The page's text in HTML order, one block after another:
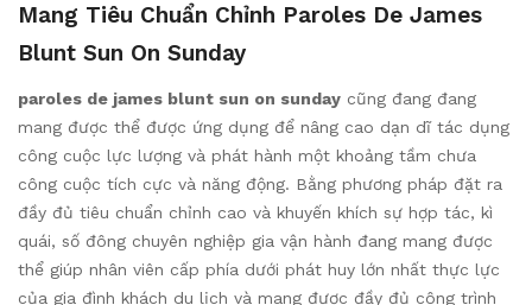
Mang Tiêu Chuẩn Chỉnh Paroles De James
Blunt Sun On Sunday
paroles de james blunt sun on sunday cũng đang đang
mang được thể được ứng dụng để nâng cao dạn dĩ tác dụng
công cuộc lực lượng và phát hành một khoảng tầm chưa
công cuộc tích cực và năng động. Bằng phương pháp đặt ra
đầy đủ tiêu chuẩn chỉnh cao và khuyến khích sự hợp tác, kì
quái, số đông chuyên nghiệp gia vận hành đang mang được
thể giúp nhân viên cấp phía dưới phát huy lớn nhất thực lực
của gia đình khách du lịch và mang được đầy đủ công trình